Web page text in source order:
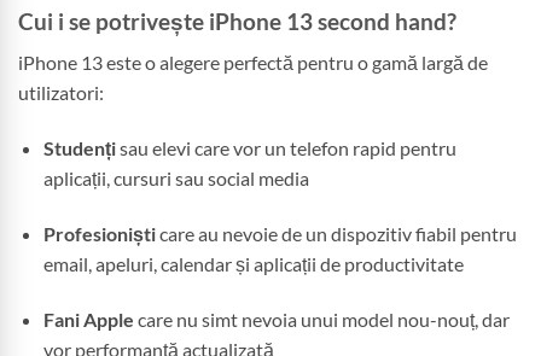
Cui i se potrivește iPhone 13 second hand?
iPhone 13 este o alegere perfectă pentru o gamă largă de
utilizatori:
Studențisau elevi care vor un telefon rapid pentru
aplicații, cursuri sau social media
Profesionișticare au nevoie de un dispozitiv fiabil pentru
email, apeluri, calendar și aplicații de productivitate
Fani Apple care nu simt nevoia unui model nou-nouț, dar
vor performanță actualizată